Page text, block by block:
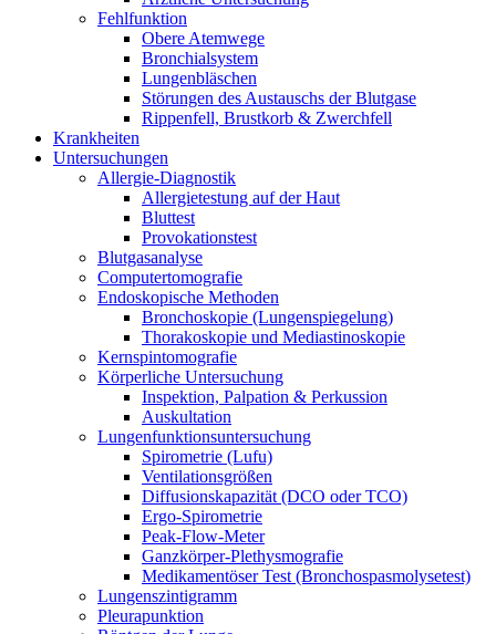
Fehlfunktion
Obere Atemwege
Bronchialsystem
Lungenbläschen
Störungen des Austauschs der Blutgase
Rippenfell, Brustkorb & Zwerchfell
Krankheiten
Untersuchungen
Allergie-Diagnostik
Allergietestung auf der Haut
Bluttest
Provokationstest
Blutgasanalyse
Computertomografie
Endoskopische Methoden
Bronchoskopie (Lungenspiegelung)
Thorakoskopie und Mediastinoskopie
Kernspintomografie
Körperliche Untersuchung
Inspektion, Palpation & Perkussion
Auskultation
Lungenfunktionsuntersuchung
Spirometrie (Lufu)
Ventilationsgrößen
Diffusionskapazität (DCO oder TCO)
Ergo-Spirometrie
Peak-Flow-Meter
Ganzkörper-Plethysmografie
Medikamentöser Test (Bronchospasmolysetest)
Lungenszintigramm
Pleurapunktion